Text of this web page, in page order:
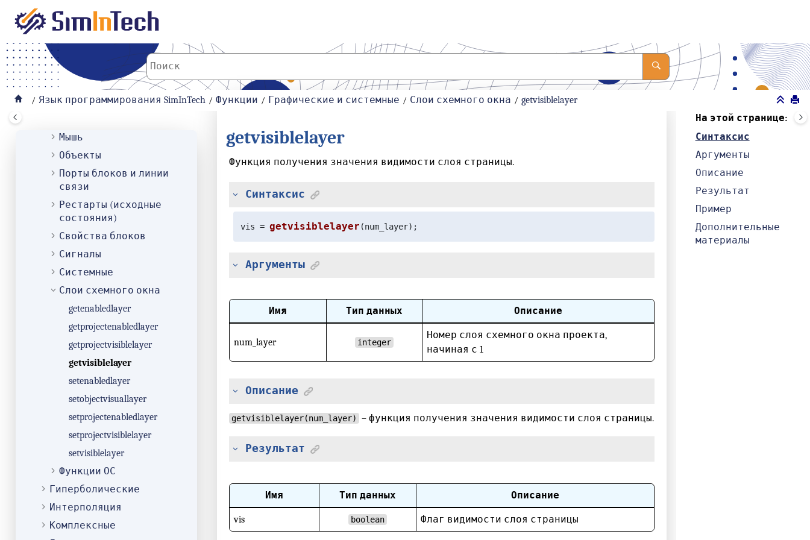
Язык программирования SimInTech Функции Графические и системные Слои схемного окна getvisiblelayer
Векторные и матричные
Геометрические
Графические и системные
Графики
Графические
Менеджер данных
Мышь
Объекты
Порты блоков и линии
связи
Рестарты (исходные
состояния)
Свойства блоков
Сигналы
Системные
Слои схемного окна
getenabledlayer
getprojectenabledlayer
getprojectvisiblelayer
getvisiblelayer
setenabledlayer
setobjectvisuallayer
setprojectenabledlayer
setprojectvisiblelayer
setvisiblelayer
Функции ОС
Гиперболические
Интерполяция
Комплексные
getvisiblelayer
Функция получения значения видимости слоя страницы.
Синтаксис
vis = getvisiblelayer (num_layer);
Аргументы
Имя Тип данных Описание
num_layer integer
Номер слоя схемного окна проекта,
начиная с 1
Описание
getvisiblelayer(num_layer) – функция получения значения видимости слоя страницы.
Результат
Имя Тип данных Описание
vis boolean Флаг видимости слоя страницы
На этой странице
Синтаксис
Аргументы
Описание
Результат
Пример
Дополнительные
материалы